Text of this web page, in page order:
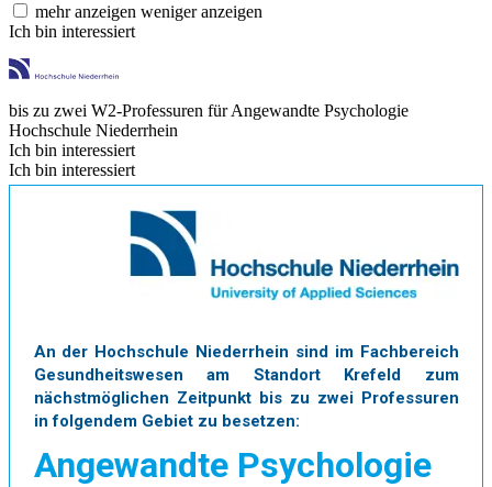
mehr anzeigen weniger anzeigen
Ich bin interessiert
bis zu zwei W2-Professuren für Angewandte Psychologie
Hochschule Niederrhein
Ich bin interessiert
Ich bin interessiert
An der Hochschule Niederrhein sind im Fachbereich
Gesundheitswesen am Standort Krefeld zum
nächstmöglichen Zeitpunkt bis zu zwei Professuren
in folgendem Gebiet zu besetzen:
Angewandte Psychologie